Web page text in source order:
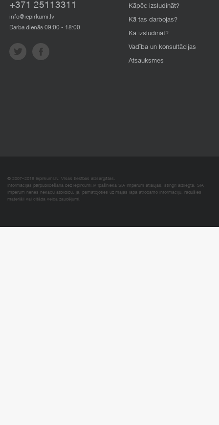
+371 25113311
info@iepirkumi.lv
Darba dienās 09:00 - 18:00
Kāpēc izsludināt?
Kā tas darbojas?
Kā izsludināt?
Vadība un konsultācijas
Atsauksmes
© 2007–2018 Iepirkumi.lv. Visas tiesības aizsargātas.
Informācijas pārpublicēšana bez iepirkumi.lv īpašnieka SIA Imperum atļaujas, stingri aizliegta. SIA
Imperum nenes nekādu atbildību, ja, pamatojoties uz mājas lapā atrodamo informāciju, radušies
materiāli vai citāda veida zaudējumi.